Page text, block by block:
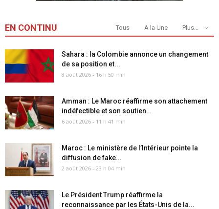
EN CONTINU Tous A la Une Plus...
Sahara : la Colombie annonce un changement
de sa position et...
8 août 2026 - 16 h 50 min
Amman : Le Maroc réaffirme son attachement
indéfectible et son soutien...
6 août 2026 - 11 h 41 min
Maroc : Le ministère de l’Intérieur pointe la
diffusion de fake...
2 août 2026 - 23 h 04 min
Le Président Trump réaffirme la
reconnaissance par les États-Unis de la...